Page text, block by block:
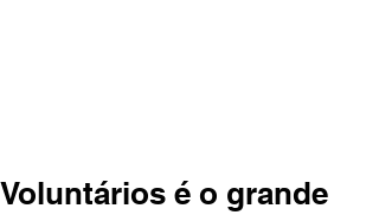
Voluntários é o grande